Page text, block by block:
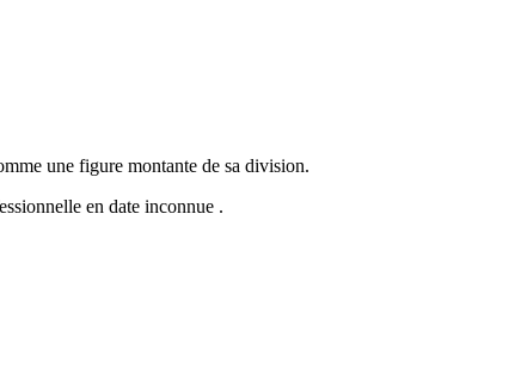
une figure montante de sa division.
en date inconnue .